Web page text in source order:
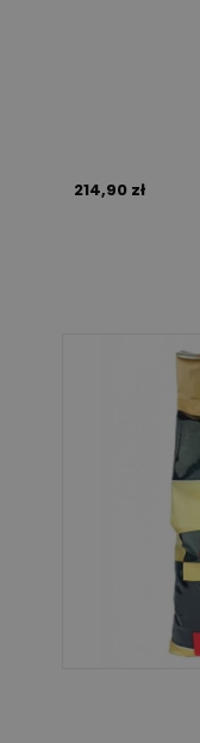
214,90 zł